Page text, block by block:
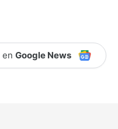
en Google News